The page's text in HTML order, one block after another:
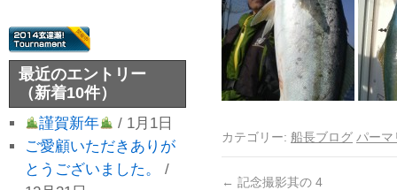
カテゴリー: 船長ブログ パーマ
← 記念撮影其の 4
最近のエントリー
（新着10件）
謹賀新年
/ 1月1日
ご愛顧いただきありが
とうございました。
/